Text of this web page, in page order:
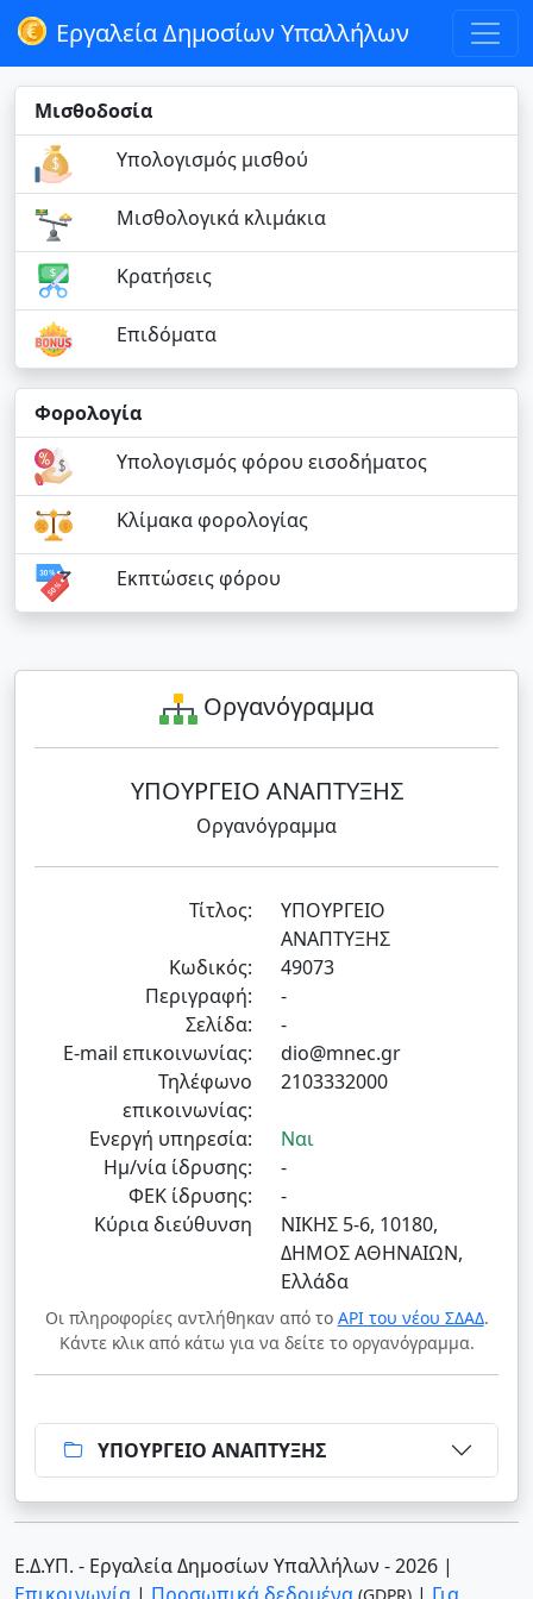
Εργαλεία Δημοσίων Υπαλλήλων
Μισθοδοσία
Υπολογισμός μισθού
Μισθολογικά κλιμάκια
Κρατήσεις
Επιδόματα
Φορολογία
Υπολογισμός φόρου εισοδήματος
Κλίμακα φορολογίας
Εκπτώσεις φόρου
Οργανόγραμμα
ΥΠΟΥΡΓΕΙΟ ΑΝΑΠΤΥΞΗΣ
Οργανόγραμμα
Τίτλος:
ΥΠΟΥΡΓΕΙΟ
ΑΝΑΠΤΥΞΗΣ
Κωδικός:
49073
Περιγραφή:
-
Σελίδα:
-
E-mail επικοινωνίας:
dio@mnec.gr
Τηλέφωνο
επικοινωνίας:
2103332000
Ενεργή υπηρεσία:
Ναι
Ημ/νία ίδρυσης:
-
ΦΕΚ ίδρυσης:
-
Κύρια διεύθυνση
ΝΙΚΗΣ 5-6, 10180,
ΔΗΜΟΣ ΑΘΗΝΑΙΩΝ,
Ελλάδα
Οι πληροφορίες αντλήθηκαν από το API του νέου ΣΔΑΔ.
Κάντε κλικ από κάτω για να δείτε το οργανόγραμμα.
ΥΠΟΥΡΓΕΙΟ ΑΝΑΠΤΥΞΗΣ
Ε.Δ.ΥΠ. - Εργαλεία Δημοσίων Υπαλλήλων - 2026 |